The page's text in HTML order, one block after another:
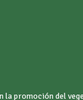
la promoción del